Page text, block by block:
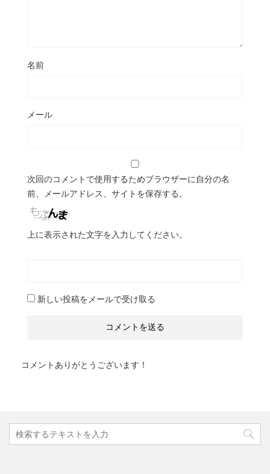
名前
メール
次回のコメントで使用するためブラウザーに自分の名
前、メールアドレス、サイトを保存する。
上に表示された文字を入力してください。
新しい投稿をメールで受け取る
コメントありがとうございます！